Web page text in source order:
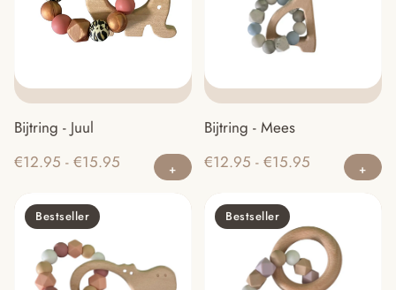
Bijtring - Juul
€12.95 - €15.95 Prijsklasse:
€12.95
Dit
heeft
meerdere
Bijtring - Mees
€12.95 - €15.95 Prijsklasse:
€12.95
€15.95
Bestseller Bestseller